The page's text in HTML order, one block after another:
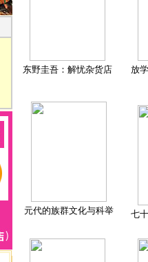
东野圭吾：解忧杂货店 放
元代的族群文化与科举 七